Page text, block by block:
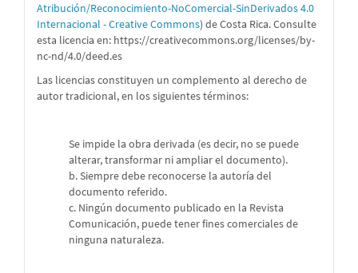
Atribución/Reconocimiento-NoComercial-SinDerivados 4.0
Internacional - Creative Commons) de Costa Rica. Consulte
esta licencia en: https://creativecommons.org/licenses/by-
nc-nd/4.0/deed.es
Las licencias constituyen un complemento al derecho de
autor tradicional, en los siguientes términos:
Se impide la obra derivada (es decir, no se puede
alterar, transformar ni ampliar el documento).
b. Siempre debe reconocerse la autoría del
documento referido.
c. Ningún documento publicado en la Revista
Comunicación, puede tener fines comerciales de
ninguna naturaleza.